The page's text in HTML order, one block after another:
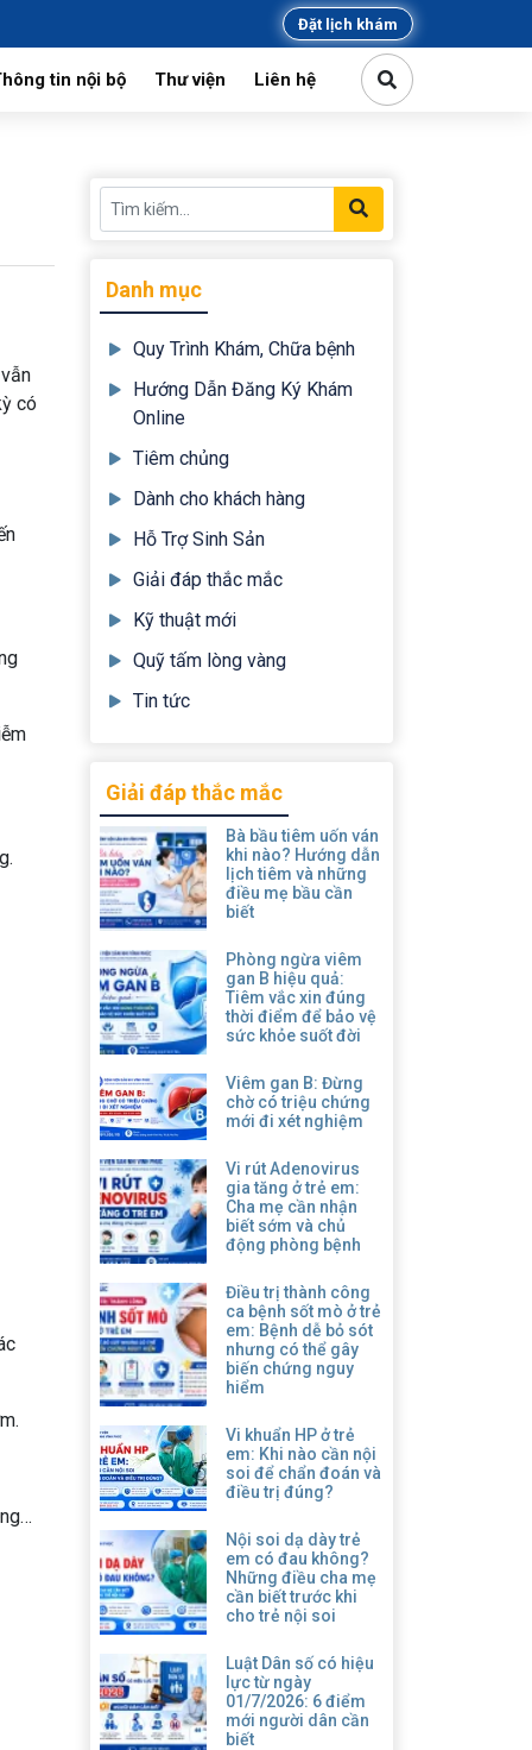
Đặt lịch khám
Công đoàn, đoàn thanh niên
tin nội bộ Thư viện Liên hệ
có
Danh mục
Quy Trình Khám, Chữa bệnh
Hướng Dẫn Đăng Ký Khám
Online
Tiêm chủng
Dành cho khách hàng
Hỗ Trợ Sinh Sản
Giải đáp thắc mắc
Kỹ thuật mới
Quỹ tấm lòng vàng
Tin tức
Giải đáp thắc mắc
Bà bầu tiêm uốn ván
khi nào? Hướng dẫn
lịch tiêm và những
điều mẹ bầu cần
biết
Phòng ngừa viêm
gan B hiệu quả:
Tiêm vắc xin đúng
thời điểm để bảo vệ
sức khỏe suốt đời
Viêm gan B: Đừng
chờ có triệu chứng
mới đi xét nghiệm
Vi rút Adenovirus
gia tăng ở trẻ em:
Cha mẹ cần nhận
biết sớm và chủ
động phòng bệnh
Điều trị thành công
ca bệnh sốt mò ở trẻ
em: Bệnh dễ bỏ sót
nhưng có thể gây
biến chứng nguy
hiểm
Vi khuẩn HP ở trẻ
em: Khi nào cần nội
soi để chẩn đoán và
điều trị đúng?
Nội soi dạ dày trẻ
em có đau không?
Những điều cha mẹ
cần biết trước khi
cho trẻ nội soi
Luật Dân số có hiệu
lực từ ngày
01/7/2026: 6 điểm
mới người dân cần
biết